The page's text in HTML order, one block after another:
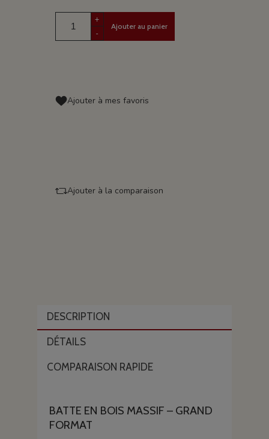
+
-
Ajouter au panier
Ajouter à mes favoris
Ajouter à la comparaison
DESCRIPTION
DÉTAILS
COMPARAISON RAPIDE
BATTE EN BOIS MASSIF – GRAND
FORMAT